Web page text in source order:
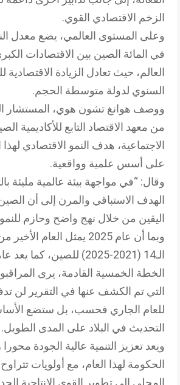
الزخم الاقتصادي القوي.
في المائة الصين بين الاقتصادات
العالم، حيث تعادل الزيادة الاقتصادية
السنوي لدولة متوسطة الحجم.
ووصف هوانغ تشون هوي، المستشار
من معهد الاقتصاد التابع للأكاديمية
الاجتماعية، هدف النمو الاقتصادي لهذا
على أسس علمية وواقعية.
وقال: “في مواجهة بيئة عالمية مليئة
الهدف الاستباقي والمرن إلى أن
اليقين من خلال نهج واضح وحازم
وبما أن عام 2025 يمثل
الـ14 (2021-2025) للصين،
الخطة الخمسية القادمة، يرى
التي تم الكشف عنها في التقرير لن
للعام الجاري فحسب، بل ستضع
التحديث في البلاد على المدى الطويل.
ويعد تعزيز التنمية عالية الجودة
الحكومة لهذا العام، مع أولويات
المحلي إلى تطوير القوى الإنتاجية